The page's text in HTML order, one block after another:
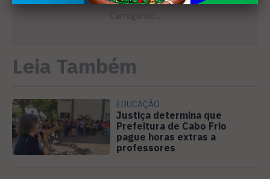
Leia Também
EDUCAÇÃO
Justiça determina que
Prefeitura de Cabo Frio
pague horas extras a
professores